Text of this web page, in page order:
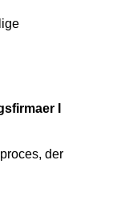
I
der